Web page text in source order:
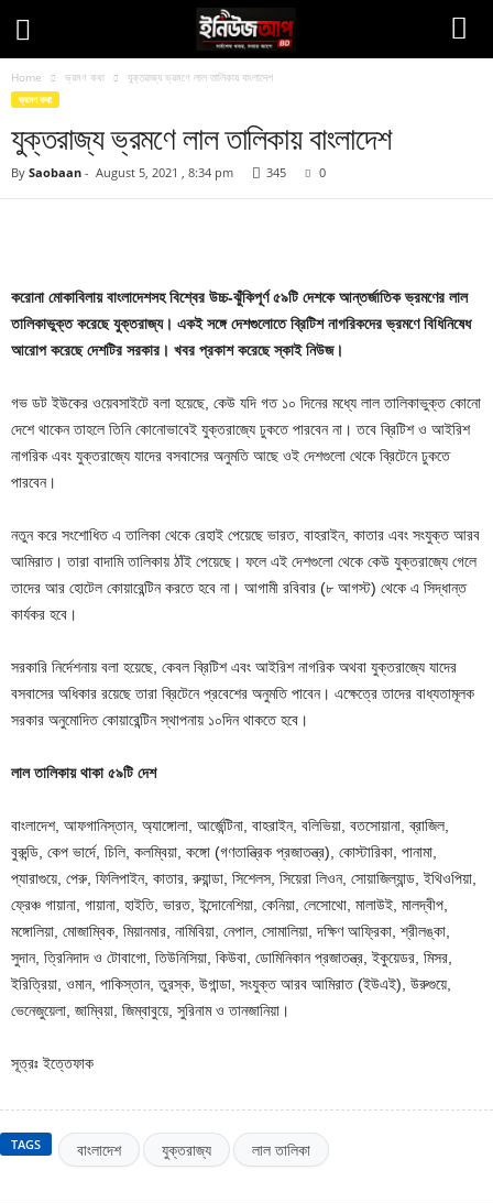
Home ভ্রমণ কথা যুক্তরাজ্য ভ্রমণে লাল তালিকায় বাংলাদেশ
ভ্রমণ কথা
যুক্তরাজ্য ভ্রমণে লাল তালিকায় বাংলাদেশ
By Saobaan - August 5, 2021 , 8:34 pm 345 0
করোনা মোকাবিলায় বাংলাদেশসহ বিশ্বের উচ্চ-ঝুঁকিপূর্ণ ৫৯টি দেশকে আন্তর্জাতিক ভ্রমণের লাল
তালিকাভুক্ত করেছে যুক্তরাজ্য। একই সঙ্গে দেশগুলোতে ব্রিটিশ নাগরিকদের ভ্রমণে বিধিনিষেধ
আরোপ করেছে দেশটির সরকার। খবর প্রকাশ করেছে স্কাই নিউজ।
গভ ডট ইউকের ওয়েবসাইটে বলা হয়েছে, কেউ যদি গত ১০ দিনের মধ্যে লাল তালিকাভুক্ত কোনো
দেশে থাকেন তাহলে তিনি কোনোভাবেই যুক্তরাজ্যে ঢুকতে পারবেন না। তবে ব্রিটিশ ও আইরিশ
নাগরিক এবং যুক্তরাজ্যে যাদের বসবাসের অনুমতি আছে ওই দেশগুলো থেকে ব্রিটেনে ঢুকতে
পারবেন।
নতুন করে সংশোধিত এ তালিকা থেকে রেহাই পেয়েছে ভারত, বাহরাইন, কাতার এবং সংযুক্ত আরব
আমিরাত। তারা বাদামি তালিকায় ঠাঁই পেয়েছে। ফলে এই দেশগুলো থেকে কেউ যুক্তরাজ্যে গেলে
তাদের আর হোটেল কোয়ারেন্টিন করতে হবে না। আগামী রবিবার (৮ আগস্ট) থেকে এ সিদ্ধান্ত
কার্যকর হবে।
সরকারি নির্দেশনায় বলা হয়েছে, কেবল ব্রিটিশ এবং আইরিশ নাগরিক অথবা যুক্তরাজ্যে যাদের
বসবাসের অধিকার রয়েছে তারা ব্রিটেনে প্রবেশের অনুমতি পাবেন। এক্ষেত্রে তাদের বাধ্যতামূলক
সরকার অনুমোদিত কোয়ারেন্টিন স্থাপনায় ১০দিন থাকতে হবে।
লাল তালিকায় থাকা ৫৯টি দেশ
বাংলাদেশ, আফগানিস্তান, অ্যাঙ্গোলা, আর্জেন্টিনা, বাহরাইন, বলিভিয়া, বতসোয়ানা, ব্রাজিল,
বুরুন্ডি, কেপ ভার্দে, চিলি, কলম্বিয়া, কঙ্গো (গণতান্ত্রিক প্রজাতন্ত্র), কোস্টারিকা, পানামা,
প্যারাগুয়ে, পেরু, ফিলিপাইন, কাতার, রুয়ান্ডা, সিশেলস, সিয়েরা লিওন, সোয়াজিল্যান্ড, ইথিওপিয়া,
ফ্রেঞ্চ গায়ানা, গায়ানা, হাইতি, ভারত, ইন্দোনেশিয়া, কেনিয়া, লেসোথো, মালাউই, মালদ্বীপ,
মঙ্গোলিয়া, মোজাম্বিক, মিয়ানমার, নামিবিয়া, নেপাল, সোমালিয়া, দক্ষিণ আফ্রিকা, শ্রীলঙ্কা,
সুদান, ত্রিনিদাদ ও টোবাগো, তিউনিসিয়া, কিউবা, ডোমিনিকান প্রজাতন্ত্র, ইকুয়েডর, মিসর,
ইরিত্রিয়া, ওমান, পাকিস্তান, তুরস্ক, উগান্ডা, সংযুক্ত আরব আমিরাত (ইউএই), উরুগুয়ে,
ভেনেজুয়েলা, জাম্বিয়া, জিম্বাবুয়ে, সুরিনাম ও তানজানিয়া।
সূত্রঃ ইত্তেফাক
TAGS বাংলাদেশ যুক্তরাজ্য লাল তালিকা